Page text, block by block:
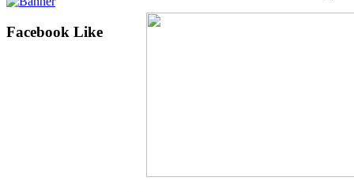
Facebook Like